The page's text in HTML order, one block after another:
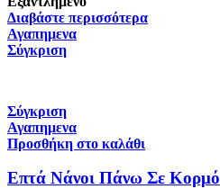
Διαβάστε περισσότερα
Αγαπημενα
Σύγκριση
Σύγκριση
Αγαπημενα
Προσθήκη στο καλάθι
Επτά Νάνοι Πάνω Σε Κορμό